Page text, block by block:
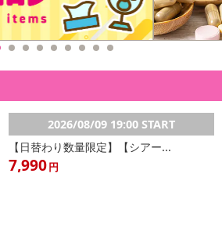
日
日本
国産)、大豆、黒大豆、緑米、青大豆、こ
び、とうもろこし、ひえ、もちあわ、ア
、ビタミンC、（一部に大豆を含む）
2026/08/09 19:00 START
【日替わり数量限定】【シアー...
7,990円